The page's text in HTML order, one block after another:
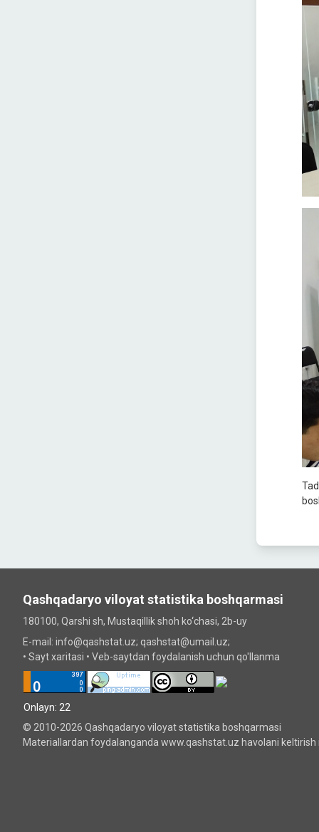
Qashqadaryo viloyat statistika boshqarmasi
180100, Qarshi sh, Mustаqillik shoh ko‘chаsi, 2b-uy
E-mail: info@qashstat.uz; qashstat@umail.uz;
• Sayt xaritasi • Veb-saytdan foydalanish uchun qo'llanma
Onlayn: 22
© 2010-2026 Qashqadaryo viloyat statistika boshqarmasi
Materiallardan foydalanganda www.qashstat.uz havolani keltirish